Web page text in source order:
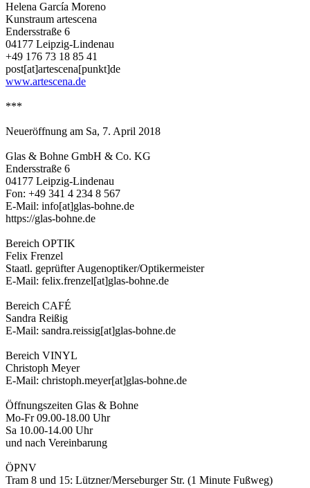
Helena García Moreno
Kunstraum artescena
Endersstraße 6
04177 Leipzig-Lindenau
+49 176 73 18 85 41
post[at]artescena[punkt]de
www.artescena.de
***
Neueröffnung am Sa, 7. April 2018
Glas & Bohne GmbH & Co. KG
Endersstraße 6
04177 Leipzig-Lindenau
Fon: +49 341 4 234 8 567
E-Mail: info[at]glas-bohne.de
https://glas-bohne.de
Bereich OPTIK
Felix Frenzel
Staatl. geprüfter Augenoptiker/Optikermeister
E-Mail: felix.frenzel[at]glas-bohne.de
Bereich CAFÉ
Sandra Reißig
E-Mail: sandra.reissig[at]glas-bohne.de
Bereich VINYL
Christoph Meyer
E-Mail: christoph.meyer[at]glas-bohne.de
Öffnungszeiten Glas & Bohne
Mo-Fr 09.00-18.00 Uhr
Sa 10.00-14.00 Uhr
und nach Vereinbarung
ÖPNV
Tram 8 und 15: Lützner/Merseburger Str. (1 Minute Fußweg)